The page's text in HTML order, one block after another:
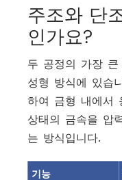
주조와 단
인가요?
두 공정의 가장
성형 방식에 있습
하여 금형 내에서
상태의 금속을 압
는 방식입니다.
기능